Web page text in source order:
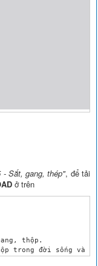
- Sắt, gang, thép", để tải
ở trên
thộp.
trong đời sống và
từ sắt, gang,